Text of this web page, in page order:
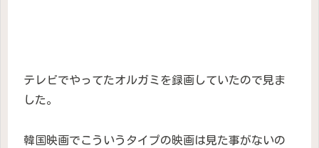
テレビでやってたオルガミを録画していたので見ま
した。
韓国映画でこういうタイプの映画は見た事がないの